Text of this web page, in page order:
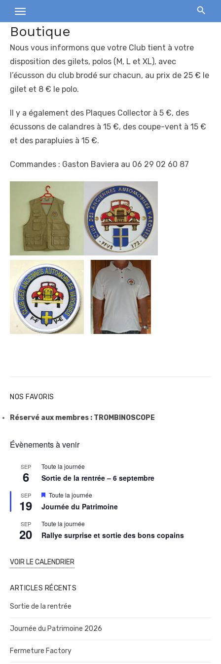
to
content
Boutique
Nous vous informons que votre Club tient à votre
disposition des gilets, polos (M, L et XL), avec
l’écusson du club brodé sur chacun, au prix de 25 € le
gilet et 8 € le polo.
Il y a également des Plaques Collector à 5 €, des
écussons de calandres à 15 €, des coupe-vent à 15 €
et des parapluies à 15 €.
Commandes : Gaston Baviera au 06 29 02 60 87
NOS FAVORIS
Réservé aux membres : TROMBINOSCOPE
Évènements à venir
SEP
6
Toute la journée
Sortie de la rentrée – 6 septembre
SEP
19
M
s
n
a
n
t
Toute la journée
Journée du Patrimoine
SEP
20
Toute la journée
Rallye surprise et sortie des bons copains
VOIR LE CALENDRIER
ARTICLES RÉCENTS
Sortie de la rentrée
Journée du Patrimoine 2026
Fermeture Factory